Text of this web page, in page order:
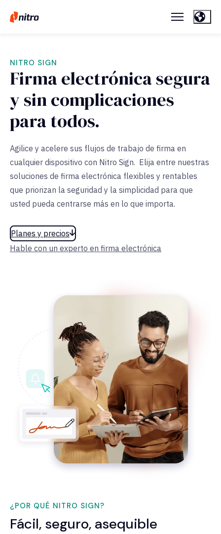
NITRO SIGN
Firma electrónica segura
y sin complicaciones
para todos.
Agilice y acelere sus flujos de trabajo de firma en
cualquier dispositivo con Nitro Sign. Elija entre nuestras
soluciones de firma electrónica flexibles y rentables
que priorizan la seguridad y la simplicidad para que
usted pueda centrarse más en lo que importa.
Planes y precios
Hable con un experto en firma electrónica
¿POR QUÉ NITRO SIGN?
Fácil, seguro, asequible